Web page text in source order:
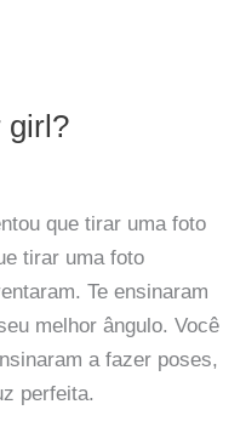
girl?
que tirar uma foto
tirar uma foto
Te ensinaram
melhor ângulo. Você
a fazer poses,
perfeita.